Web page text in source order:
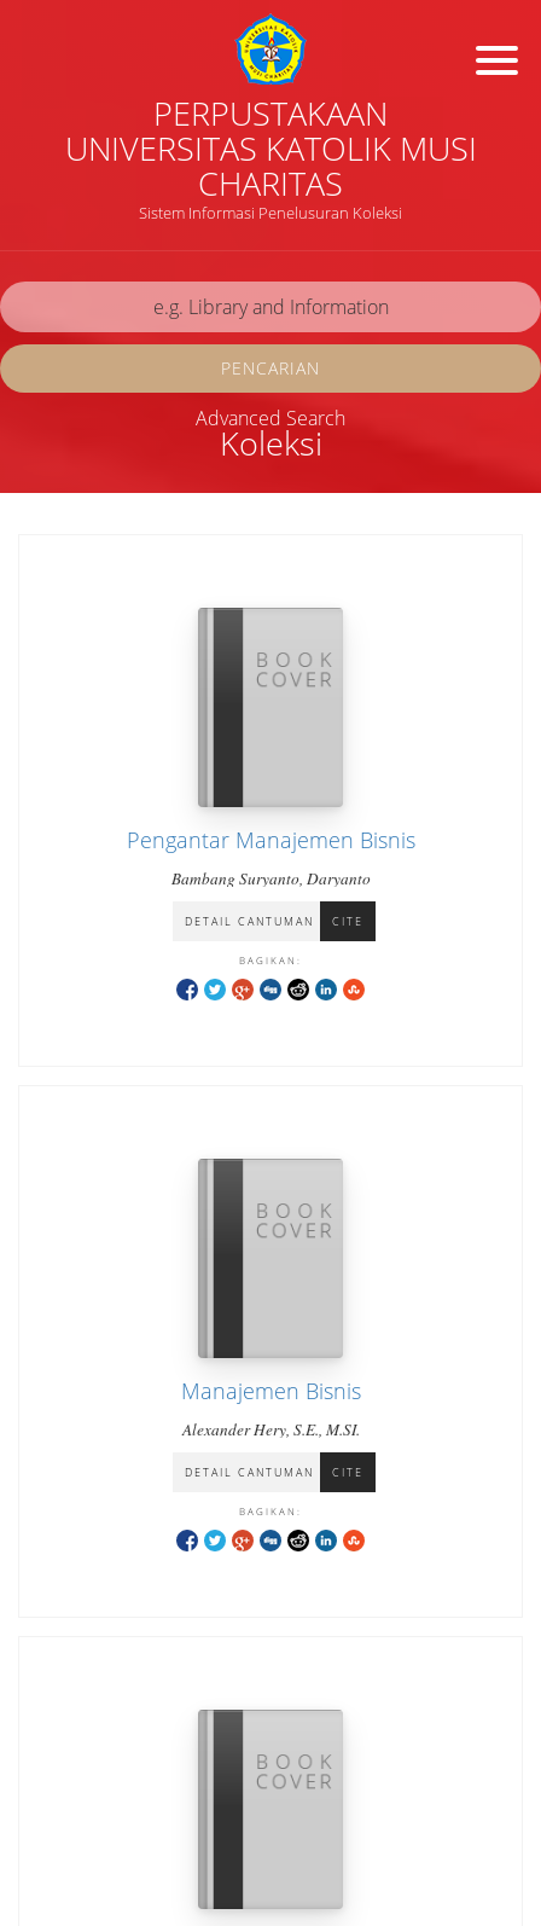
PERPUSTAKAAN
UNIVERSITAS KATOLIK MUSI
CHARITAS
Sistem Informasi Penelusuran Koleksi
Koleksi
PENCARIAN
Advanced Search
Pengantar Manajemen Bisnis
Bambang Suryanto, Daryanto
DETAIL CANTUMAN CITE
BAGIKAN:
Manajemen Bisnis
Alexander Hery, S.E., M.SI.
DETAIL CANTUMAN CITE
BAGIKAN: